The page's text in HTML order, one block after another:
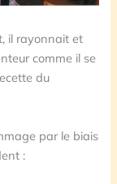
il rayonnait et
comme il se
du
par le biais
: